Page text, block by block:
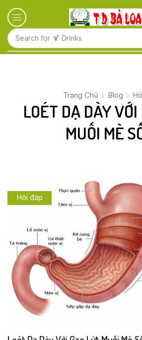
Search for 🍋 Fruits
Trang Chủ Blog
LOÉT DẠ DÀY
MUỐI MÈ
Hỏi đáp